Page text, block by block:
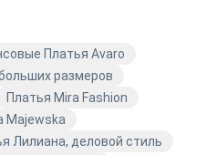
Платья Avaro
размеров
Платья Mira Fashion
Majewska
Лилиана, деловой стиль